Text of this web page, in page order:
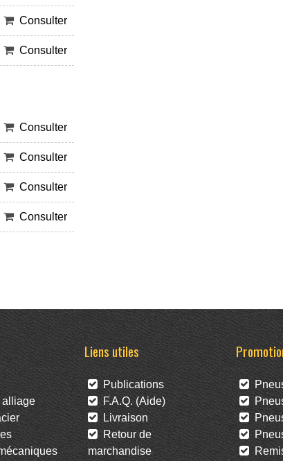
Consulter
Consulter
Consulter
Consulter
Consulter
Consulter
Liens utiles
Publications
F.A.Q. (Aide)
Livraison
Retour de
marchandise